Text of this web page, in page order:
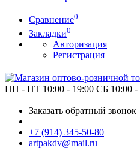
Сравнение0
Закладки0
Авторизация
Регистрация
ПН - ПТ 10:00 - 19:00 СБ 10:00 -
Заказать обратный звонок
+7 (914) 345-50-80
artpakdv@mail.ru